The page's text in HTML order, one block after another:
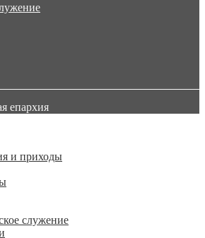
епархия
и приходы
служение